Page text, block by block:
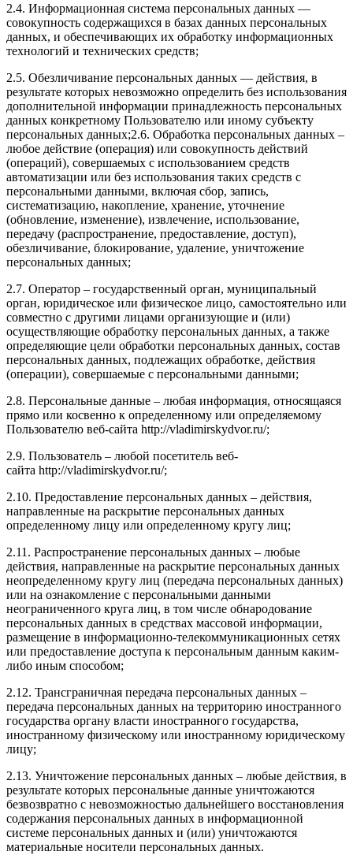
2.4. Информационная система персональных данных —
совокупность содержащихся в базах данных персональных
данных, и обеспечивающих их обработку информационных
технологий и технических средств;
2.5. Обезличивание персональных данных — действия, в
результате которых невозможно определить без использования
дополнительной информации принадлежность персональных
данных конкретному Пользователю или иному субъекту
персональных данных;2.6. Обработка персональных данных –
любое действие (операция) или совокупность действий
(операций), совершаемых с использованием средств
автоматизации или без использования таких средств с
персональными данными, включая сбор, запись,
систематизацию, накопление, хранение, уточнение
(обновление, изменение), извлечение, использование,
передачу (распространение, предоставление, доступ),
обезличивание, блокирование, удаление, уничтожение
персональных данных;
2.7. Оператор – государственный орган, муниципальный
орган, юридическое или физическое лицо, самостоятельно или
совместно с другими лицами организующие и (или)
осуществляющие обработку персональных данных, а также
определяющие цели обработки персональных данных, состав
персональных данных, подлежащих обработке, действия
(операции), совершаемые с персональными данными;
2.8. Персональные данные – любая информация, относящаяся
прямо или косвенно к определенному или определяемому
Пользователю веб-сайта http://vladimirskydvor.ru/;
2.9. Пользователь – любой посетитель веб-
сайта http://vladimirskydvor.ru/;
2.10. Предоставление персональных данных – действия,
направленные на раскрытие персональных данных
определенному лицу или определенному кругу лиц;
2.11. Распространение персональных данных – любые
действия, направленные на раскрытие персональных данных
неопределенному кругу лиц (передача персональных данных)
или на ознакомление с персональными данными
неограниченного круга лиц, в том числе обнародование
персональных данных в средствах массовой информации,
размещение в информационно-телекоммуникационных сетях
или предоставление доступа к персональным данным каким-
либо иным способом;
2.12. Трансграничная передача персональных данных –
передача персональных данных на территорию иностранного
государства органу власти иностранного государства,
иностранному физическому или иностранному юридическому
лицу;
2.13. Уничтожение персональных данных – любые действия, в
результате которых персональные данные уничтожаются
безвозвратно с невозможностью дальнейшего восстановления
содержания персональных данных в информационной
системе персональных данных и (или) уничтожаются
материальные носители персональных данных.